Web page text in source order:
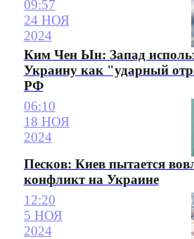
09:57
24 НОЯ
2024
Ким Чен Ын: Запад
Украину как "ударный
РФ
06:10
18 НОЯ
2024
Песков: Киев пытается
конфликт на Украине
12:20
5 НОЯ
2024